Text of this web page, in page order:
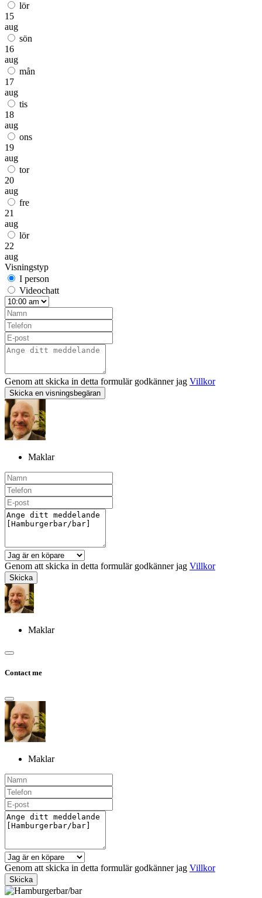
lör
15
aug
sön
16
aug
mån
17
aug
tis
18
aug
ons
19
aug
tor
20
aug
fre
21
aug
lör
22
aug
Visningstyp
I person
Videochatt
Genom att skicka in detta formulär godkänner jag Villkor
Skicka en visningsbegäran
Maklar
Genom att skicka in detta formulär godkänner jag Villkor
Skicka
Maklar
Contact me
Maklar
Genom att skicka in detta formulär godkänner jag Villkor
Skicka